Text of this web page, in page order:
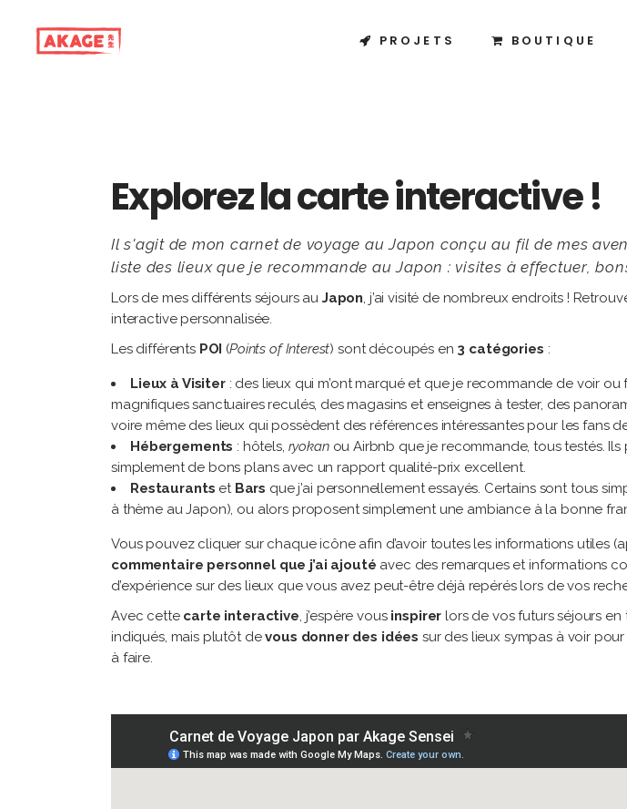
PROJETS BOUTIQUE
Explorez la carte interactive !
Il s'agit de mon carnet de voyage au Japon conçu au fil de mes
liste des lieux que je recommande au Japon : visites à effectuer,
Lors de mes différents séjours au Japon, j’ai visité de nombreux endroits !
interactive personnalisée.
Les différents POI (Points of Interest) sont découpés en 3 catégories :
Lieux à Visiter: des lieux qui m’ont marqué et que je recommande de voir
magnifiques sanctuaires reculés, des magasins et enseignes à tester, des
voire même des lieux qui possèdent des références intéressantes pour les fans
Hébergements : hôtels, ryokanou Airbnb que je recommande, tous testés.
simplement de bons plans avec un rapport qualité-prix excellent.
Restaurants et Bars que j’ai personnellement essayés. Certains sont tous
à thème au Japon), ou alors proposent simplement une ambiance à la bonne
Vous pouvez cliquer sur chaque icône afin d’avoir toutes les informations utiles
commentaire personnel que j’ai ajouté avec des remarques et informations
d’expérience sur des lieux que vous avez peut-être déjà repérés lors de vos
Avec cette carte interactive, j’espère vous inspirer lors de vos futurs séjours en
indiqués, mais plutôt devous donner des idées sur des lieux sympas à voir
à faire.